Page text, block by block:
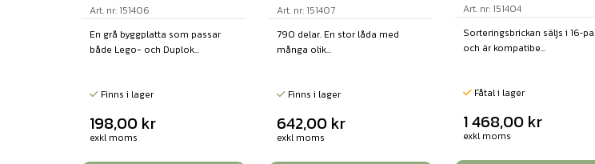
Art. nr: 151406
En grå byggplatta som passar
både Lego- och Duplok...
Finns i lager
198,00 kr
exkl moms
Art. nr: 151407
790 delar. En stor låda med
många olik...
Finns i lager
642,00 kr
exkl moms
Art. nr: 151404
Sorteringsbrickan säljs i
och är kompatibe...
Fåtal i lager
1 468,00 kr
exkl moms